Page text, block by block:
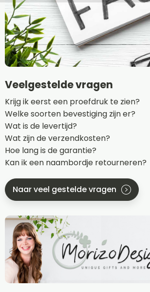
Veelgestelde vragen
Krijg ik eerst een proefdruk te zien?
Welke soorten bevestiging zijn er?
Wat is de levertijd?
Wat zijn de verzendkosten?
Hoe lang is de garantie?
Kan ik een naambordje retourneren?
Naar veel gestelde vragen